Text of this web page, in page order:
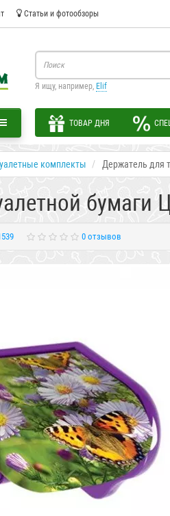
Статьи и фотообзоры
Я ищу, например, Elif
ТОВАР ДНЯ
комплекты Держатель для
бумаги
0 отзывов